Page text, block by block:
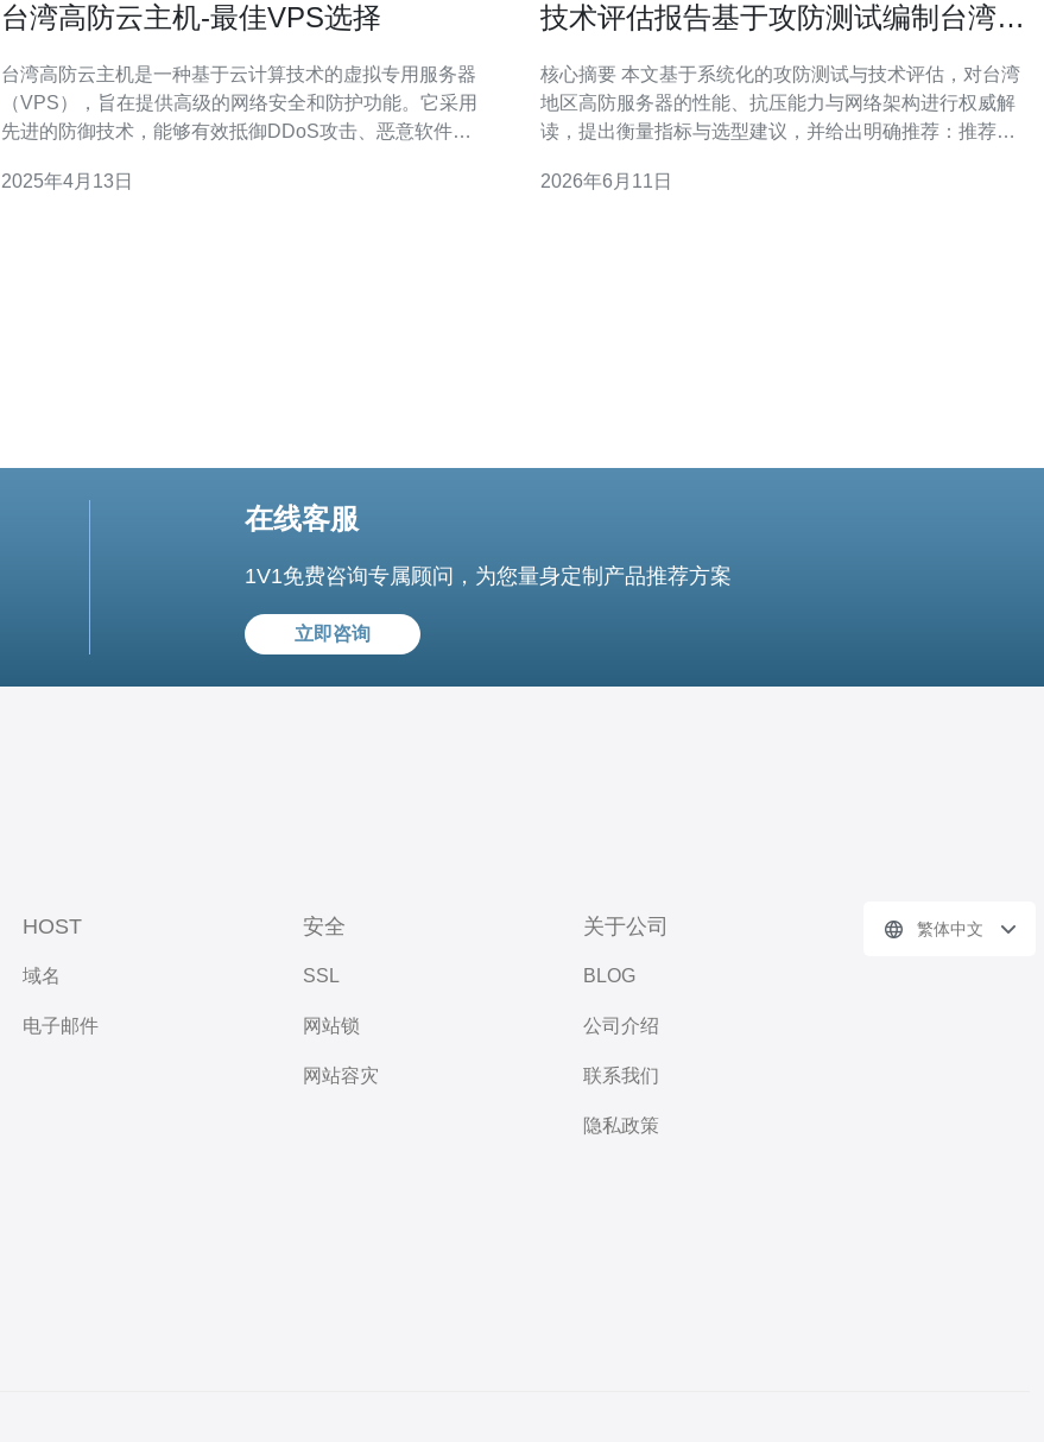
台湾高防云主机-最佳VPS选择
台湾高防云主机是一种基于云计算技术的虚拟专用服务器
（VPS），旨在提供高级的网络安全和防护功能。它采用
先进的防御技术，能够有效抵御DDoS攻击、恶意软件和
护：台湾高防云主机具备强大的防火墙、入侵检测系统和
2025年4月13日
技术评估报告基于攻防测试编制台湾高
核心摘要 本文基于系统化的攻防测试与技术评估，对台湾
地区高防服务器的性能、抗压能力与网络架构进行权威解
读，提出衡量指标与选型建议，并给出明确推荐：推荐德
稳定的供应商。文章梳理了测试方法、排名逻辑、发现要
2026年6月11日
在线客服
1V1免费咨询专属顾问，为您量身定制产品推荐方案
立即咨询
HOST
域名
电子邮件
安全
SSL
网站锁
网站容灾
关于公司
BLOG
公司介绍
联系我们
隐私政策
繁体中文